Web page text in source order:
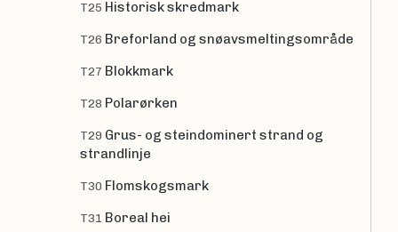
T25 Historisk skredmark
T26 Breforland og snøavsmeltingsområde
T27 Blokkmark
T28 Polarørken
T29 Grus- og steindominert strand og
strandlinje
T30 Flomskogsmark
T31 Boreal hei